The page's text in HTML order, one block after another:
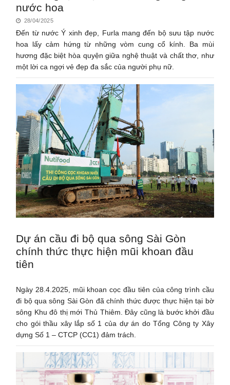
nước hoa
28/04/2025
Đến từ nước Ý xinh đẹp, Furla mang đến bộ sưu tập nước
hoa lấy cảm hứng từ những vòm cung cổ kính. Ba mùi
hương đặc biệt hòa quyện giữa nghệ thuật và chất thơ, như
một lời ca ngợi vẻ đẹp đa sắc của người phụ nữ.
Dự án cầu đi bộ qua sông Sài Gòn
chính thức thực hiện mũi khoan đầu
tiên
Ngày 28.4.2025, mũi khoan cọc đầu tiên của công trình cầu
đi bộ qua sông Sài Gòn đã chính thức được thực hiện tại bờ
sông Khu đô thị mới Thủ Thiêm. Đây cũng là bước khởi đầu
cho gói thầu xây lắp số 1 của dự án do Tổng Công ty Xây
dựng Số 1 – CTCP (CC1) đảm trách.